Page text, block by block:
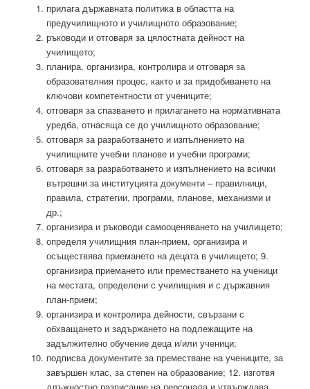
прилага държавната политика в областта на
предучилищното и училищното образование;
ръководи и отговаря за цялостната дейност на
училището;
планира, организира, контролира и отговаря за
образователния процес, както и за придобиването на
ключови компетентности от учениците;
отговаря за спазването и прилагането на нормативната
уредба, отнасяща се до училищното образование;
отговаря за разработването и изпълнението на
училищните учебни планове и учебни програми;
отговаря за разработването и изпълнението на всички
вътрешни за институцията документи – правилници,
правила, стратегии, програми, планове, механизми и
др.;
организира и ръководи самооценяването на училището;
определя училищния план-прием, организира и
осъществява приемането на децата в училището; 9.
организира приемането или преместването на ученици
на местата, определени с училищния и с държавния
план-прием;
организира и контролира дейности, свързани с
обхващането и задържането на подлежащите на
задължително обучение деца и/или ученици;
подписва документите за преместване на учениците, за
завършен клас, за степен на образование; 12. изготвя
длъжностно разписание на персонала и утвърждава